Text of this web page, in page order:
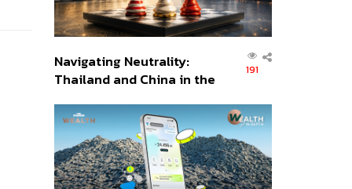
Navigating Neutrality:
Thailand and China in the
Order
191